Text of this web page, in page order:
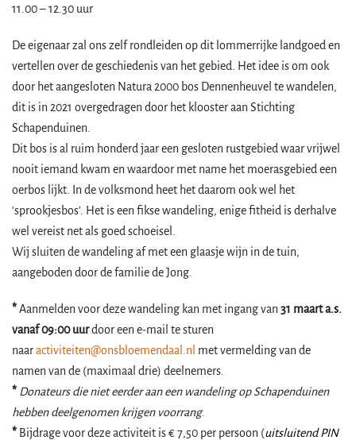
11.00 – 12.30 uur
De eigenaar zal ons zelf rondleiden op dit lommerrijke landgoed en
vertellen over de geschiedenis van het gebied. Het idee is om ook
door het aangesloten Natura 2000 bos Dennenheuvel te wandelen,
dit is in 2021 overgedragen door het klooster aan Stichting
Schapenduinen.
Dit bos is al ruim honderd jaar een gesloten rustgebied waar vrijwel
nooit iemand kwam en waardoor met name het moerasgebied een
oerbos lijkt. In de volksmond heet het daarom ook wel het
‘sprookjesbos’. Het is een fikse wandeling, enige fitheid is derhalve
wel vereist net als goed schoeisel.
Wij sluiten de wandeling af met een glaasje wijn in de tuin,
aangeboden door de familie de Jong.
*Aanmelden voor deze wandeling kan met ingang van 31 maart a.s.
vanaf 09:00 uurdoor een e-mail te sturen
naaractiviteiten@onsbloemendaal.nl met vermelding van de
namen van de (maximaal drie) deelnemers.
* Donateurs die niet eerder aan een wandeling op Schapenduinen
hebben deelgenomen krijgen voorrang.
* Bijdrage voor deze activiteit is € 7,50 per persoon (uitsluitend PIN